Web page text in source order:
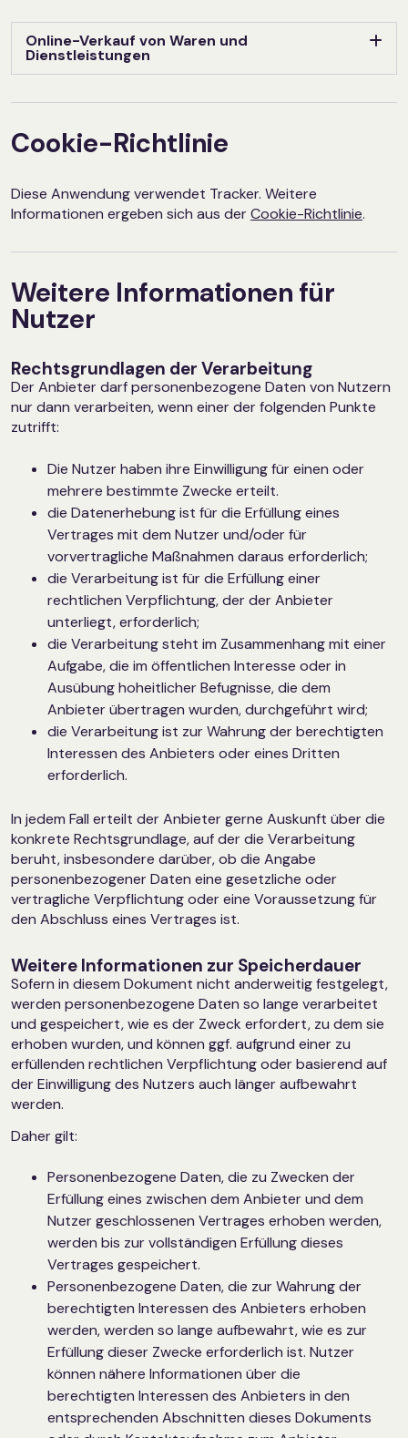
Online-Verkauf von Waren und
Dienstleistungen
Cookie-Richtlinie
Diese Anwendung verwendet Tracker. Weitere
Informationen ergeben sich aus derCookie-Richtlinie.
Weitere Informationen für
Nutzer
Rechtsgrundlagen der Verarbeitung
Der Anbieter darf personenbezogene Daten von Nutzern
nur dann verarbeiten, wenn einer der folgenden Punkte
zutrifft:
Die Nutzer haben ihre Einwilligung für einen oder
mehrere bestimmte Zwecke erteilt.
die Datenerhebung ist für die Erfüllung eines
Vertrages mit dem Nutzer und/oder für
vorvertragliche Maßnahmen daraus erforderlich;
die Verarbeitung ist für die Erfüllung einer
rechtlichen Verpflichtung, der der Anbieter
unterliegt, erforderlich;
die Verarbeitung steht im Zusammenhang mit einer
Aufgabe, die im öffentlichen Interesse oder in
Ausübung hoheitlicher Befugnisse, die dem
Anbieter übertragen wurden, durchgeführt wird;
die Verarbeitung ist zur Wahrung der berechtigten
Interessen des Anbieters oder eines Dritten
erforderlich.
In jedem Fall erteilt der Anbieter gerne Auskunft über die
konkrete Rechtsgrundlage, auf der die Verarbeitung
beruht, insbesondere darüber, ob die Angabe
personenbezogener Daten eine gesetzliche oder
vertragliche Verpflichtung oder eine Voraussetzung für
den Abschluss eines Vertrages ist.
Weitere Informationen zur Speicherdauer
Sofern in diesem Dokument nicht anderweitig festgelegt,
werden personenbezogene Daten so lange verarbeitet
und gespeichert, wie es der Zweck erfordert, zu dem sie
erhoben wurden, und können ggf. aufgrund einer zu
erfüllenden rechtlichen Verpflichtung oder basierend auf
der Einwilligung des Nutzers auch länger aufbewahrt
werden.
Daher gilt:
Personenbezogene Daten, die zu Zwecken der
Erfüllung eines zwischen dem Anbieter und dem
Nutzer geschlossenen Vertrages erhoben werden,
werden bis zur vollständigen Erfüllung dieses
Vertrages gespeichert.
Personenbezogene Daten, die zur Wahrung der
berechtigten Interessen des Anbieters erhoben
werden, werden so lange aufbewahrt, wie es zur
Erfüllung dieser Zwecke erforderlich ist. Nutzer
können nähere Informationen über die
berechtigten Interessen des Anbieters in den
entsprechenden Abschnitten dieses Dokuments